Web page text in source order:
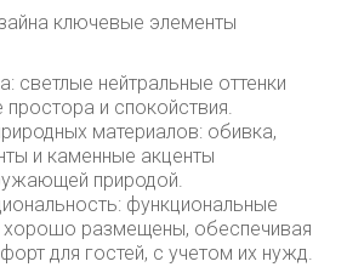
ключевые элементы
светлые нейтральные оттенки
и спокойствия.
материалов: обивка,
и каменные акценты
природой.
функциональные
размещены, обеспечивая
для гостей, с учетом их нужд.